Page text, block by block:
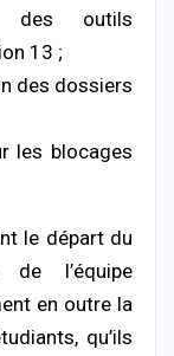
des outils
13 ;
des dossiers
les blocages
le départ du
l’équipe
en outre la
qu’ils